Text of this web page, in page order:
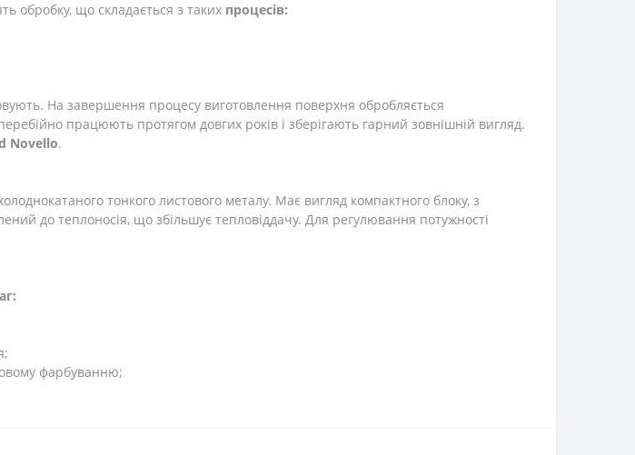
обробку, що складається з таких процесів:
На завершення процесу виготовлення поверхня обробляється
працюють протягом довгих років і зберігають гарний зовнішній вигляд.
Novello.
тонкого листового металу. Має вигляд компактного блоку, з
до теплоносія, що збільшує тепловіддачу. Для регулювання потужності
фарбуванню;